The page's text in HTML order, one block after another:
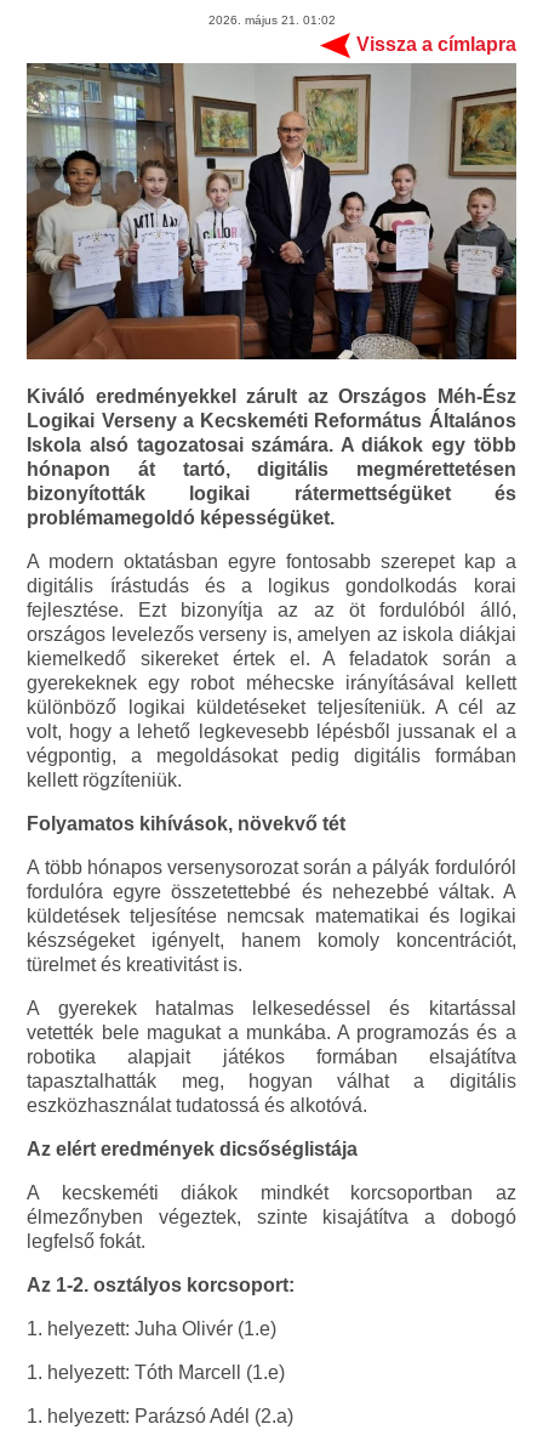
2026. május 21. 01:02
Vissza a címlapra
Kiváló eredményekkel zárult az Országos Méh-Ész
Logikai Verseny a Kecskeméti Református Általános
Iskola alsó tagozatosai számára. A diákok egy több
hónapon át tartó, digitális megmérettetésen
bizonyították logikai rátermettségüket és
problémamegoldó képességüket.
A modern oktatásban egyre fontosabb szerepet kap a
digitális írástudás és a logikus gondolkodás korai
fejlesztése. Ezt bizonyítja az az öt fordulóból álló,
országos levelezős verseny is, amelyen az iskola diákjai
kiemelkedő sikereket értek el. A feladatok során a
gyerekeknek egy robot méhecske irányításával kellett
különböző logikai küldetéseket teljesíteniük. A cél az
volt, hogy a lehető legkevesebb lépésből jussanak el a
végpontig, a megoldásokat pedig digitális formában
kellett rögzíteniük.
Folyamatos kihívások, növekvő tét
A több hónapos versenysorozat során a pályák fordulóról
fordulóra egyre összetettebbé és nehezebbé váltak. A
küldetések teljesítése nemcsak matematikai és logikai
készségeket igényelt, hanem komoly koncentrációt,
türelmet és kreativitást is.
A gyerekek hatalmas lelkesedéssel és kitartással
vetették bele magukat a munkába. A programozás és a
robotika alapjait játékos formában elsajátítva
tapasztalhatták meg, hogyan válhat a digitális
eszközhasználat tudatossá és alkotóvá.
Az elért eredmények dicsőséglistája
A kecskeméti diákok mindkét korcsoportban az
élmezőnyben végeztek, szinte kisajátítva a dobogó
legfelső fokát.
Az 1-2. osztályos korcsoport:
1. helyezett: Juha Olivér (1.e)
1. helyezett: Tóth Marcell (1.e)
1. helyezett: Parázsó Adél (2.a)